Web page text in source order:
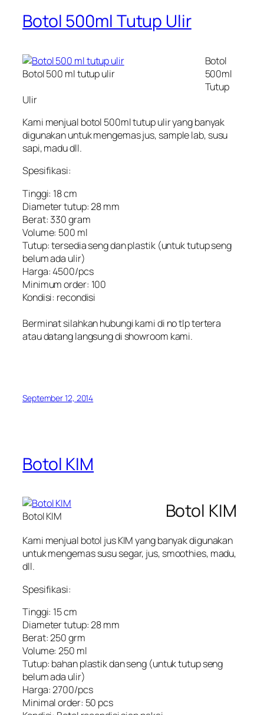
Botol 500ml Tutup Ulir
Botol 500 ml tutup ulir
Botol
500ml
Tutup
Ulir
Kami menjual botol 500ml tutup ulir yang banyak
digunakan untuk mengemas jus, sample lab, susu
sapi, madu dll.
Spesifikasi:
Tinggi: 18 cm
Diameter tutup: 28 mm
Berat: 330 gram
Volume: 500 ml
Tutup: tersedia seng dan plastik (untuk tutup seng
belum ada ulir)
Harga: 4500/pcs
Minimum order: 100
Kondisi: recondisi
Berminat silahkan hubungi kami di no tlp tertera
atau datang langsung di showroom kami.
September 12, 2014
Botol KIM
Botol KIM Botol KIM
Kami menjual botol jus KIM yang banyak digunakan
untuk mengemas susu segar, jus, smoothies, madu,
dll.
Spesifikasi:
Tinggi: 15 cm
Diameter tutup: 28 mm
Berat: 250 grm
Volume: 250 ml
Tutup: bahan plastik dan seng (untuk tutup seng
belum ada ulir)
Harga: 2700/pcs
Minimal order: 50 pcs